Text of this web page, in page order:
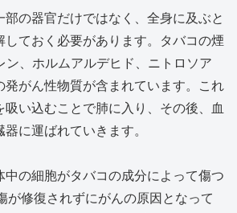
部の器官だけではなく、全身に及ぶと
しておく必要があります。タバコの煙
ン、ホルムアルデヒド、ニトロソア
発がん性物質が含まれています。これ
吸い込むことで肺に入り、その後、血
に運ばれていきます。
中の細胞がタバコの成分によって傷つ
が修復されずにがんの原因となって